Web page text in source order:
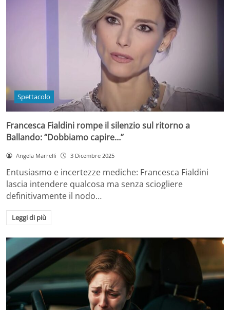
Spettacolo
Francesca Fialdini rompe il silenzio sul ritorno a
Ballando: “Dobbiamo capire…”
Angela Marrelli 3 Dicembre 2025
Entusiasmo e incertezze mediche: Francesca Fialdini
lascia intendere qualcosa ma senza sciogliere
definitivamente il nodo…
Leggi di più